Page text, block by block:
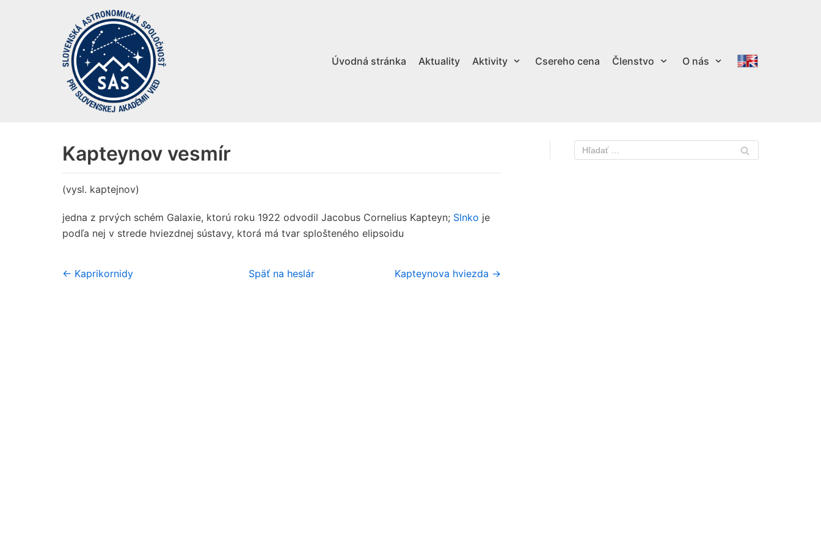
Úvodná stránka Aktuality Aktivity Csereho cena Členstvo O nás
Kapteynov vesmír
(vysl. kaptejnov)
jedna z prvých schém Galaxie, ktorú roku 1922 odvodil Jacobus Cornelius Kapteyn; Slnko je
podľa nej v strede hviezdnej sústavy, ktorá má tvar splošteného elipsoidu
← Kaprikornidy Späť na heslár Kapteynova hviezda →